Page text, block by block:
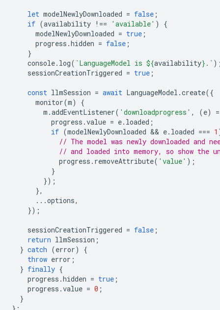
let modelNewlyDownloaded = false ;
if (availability !== 'available' )
{
modelNewlyDownloaded = true ;
progress .hidden = false ;
}
console. log( `LanguageModel is ${availability} .`
sessionCreationTriggered = true ;
const llmSession = await LanguageModel .create({
monitor(m)
{
m .addEventListener( 'downloadprogress' , (e) =
progress .value = e. loaded ;
if (modelNewlyDownloaded && e. loaded === 1
// The model was newly downloaded and
// and loaded into memory, so show the
progress . removeAttribute( 'value' );
}
});
},
...options,
});
sessionCreationTriggered = false ;
return llmSession ;
} catch (error)
{
throw error ;
} finally {
progress .hidden = true ;
progress .value = 0 ;
}